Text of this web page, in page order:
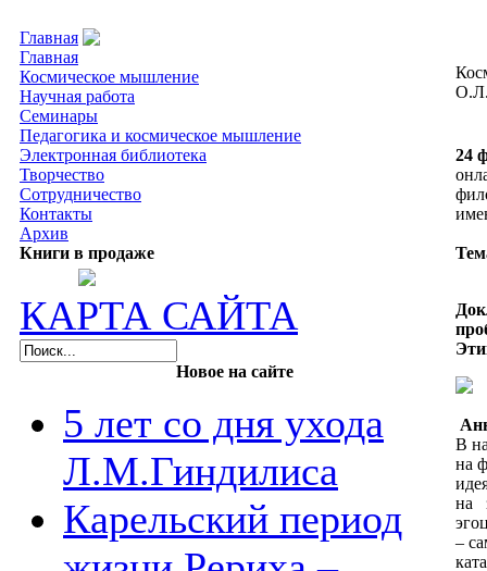
Главная
Главная
Космическое мышление
Научная работа
Семинары
Педагогика и космическое мышление
Электронная библиотека
Творчество
Сотрудничество
Контакты
Архив
Книги в продаже
КАРТА САЙТА
Новое на сайте
5 лет со дня ухода
Л.М.Гиндилиса
Карельский период
24
В
на
на
–